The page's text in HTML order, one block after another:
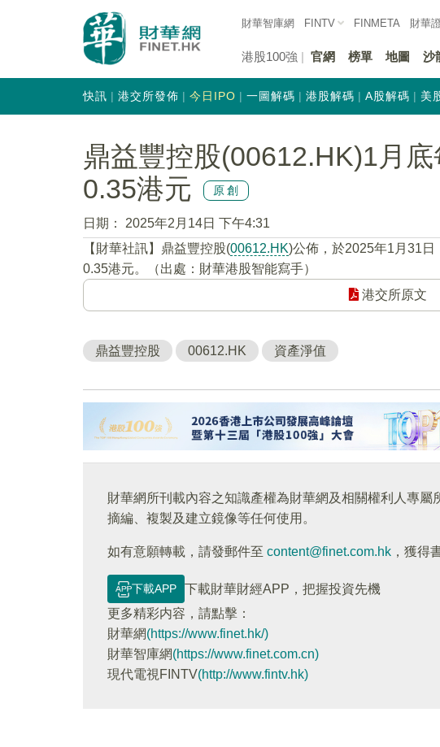
財華智庫網 FINTV FINMETA 財華
港股100強 官網 榜單 地圖 沙
快訊 港交所發佈 今日IPO 一圖解碼 港股解碼 A股解碼 美
鼎益豐控股(00612.HK)1月
0.35港元
原創
日期：
2025年2月14日 下午4:31
【財華社訊】鼎益豐控股(00612.HK)公佈，於2025年1月31
0.35港元。（出處：財華港股智能寫手）
港交所原文
鼎益豐控股 00612.HK 資產淨值
財華網所刊載內容之知識產權為財華網及相關權利人專屬
摘編、複製及建立鏡像等任何使用。
如有意願轉載，請發郵件至 content@finet.com.hk ，獲得
下載APP
下載財華財經APP，把握投資先機
更多精彩内容，請點擊：
財華網(https://www.finet.hk/)
財華智庫網(https://www.finet.com.cn)
現代電視FINTV(http://www.fintv.hk)